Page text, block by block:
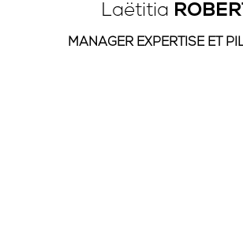
Laëtitia
MANAGER EXPERTISE ET